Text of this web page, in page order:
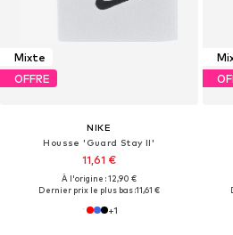
Mixte
OFFRE
NIKE
Housse 'Guard Stay II'
11,61 €
À l'origine : 12,90 €
Dernier prix le plus bas :11,61 €
+1